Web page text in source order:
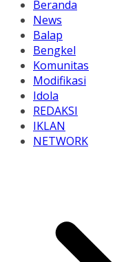
Beranda
News
Balap
Bengkel
Komunitas
Modifikasi
Idola
REDAKSI
IKLAN
NETWORK